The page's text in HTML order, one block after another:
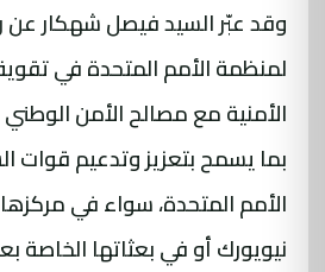
وقد عبّر السيد فيصل شهكار عن
لمنظمة الأمم المتحدة في
الأمنية مع مصالح الأمن الوطني
بما يسمح بتعزيز وتدعيم قوات
الأمم المتحدة، سواء في
نيويورك أو في بعثاتها الخاصة